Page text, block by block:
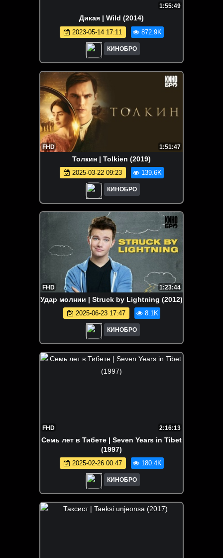
1:55:49
Дикая | Wild (2014)
2023-05-14 17:11 872.9K
КИНОБРО
FHD 1:51:47
Толкин | Tolkien (2019)
2025-03-22 09:23 139.6K
КИНОБРО
FHD 1:23:44
Удар молнии | Struck by Lightning (2012)
2025-06-23 17:47 8.1K
КИНОБРО
FHD 2:16:13
Семь лет в Тибете | Seven Years in Tibet
(1997)
2025-02-26 00:47 180.4K
КИНОБРО